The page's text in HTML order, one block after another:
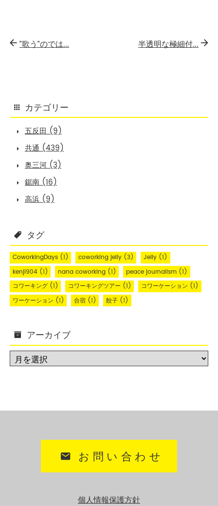
”歌う”のでは... 半透明な極細付...
カテゴリー
五反田 (9)
共通 (439)
奥三河 (3)
鋸南 (16)
高浜 (9)
タグ
CoworkingDays(1) coworking jelly(3) Jelly(1)
kenji904(1) nana coworking(1) peace journalism(1)
コワーキング(1) コワーキングツアー (1) コワーケーション (1)
ワーケーション (1) 合宿(1) 餃子(1)
アーカイブ
お問い合わせ
個人情報保護方針